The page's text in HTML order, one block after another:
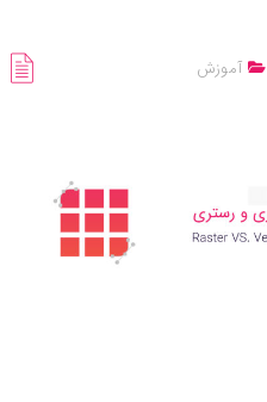
آموزش